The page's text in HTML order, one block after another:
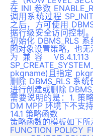
在 INI 参数
调用系统过程
之后，方可使用
据行级安全访问控制
初始化 DBMS_RLS
图对象设置策略，也无
为兼容
pkgname)且指定
删除 DBMS_RLS 系统
进行创建或删除
需要说明的是：1. 策
DM MPP 环境下不支持
14.1 策略函数
策略函数的模板如下所
FUNCTION